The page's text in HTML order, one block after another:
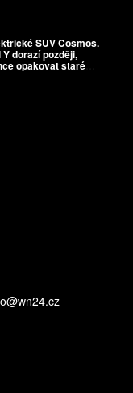
SUV Cosmos.
dorazí později,
opakovat staré